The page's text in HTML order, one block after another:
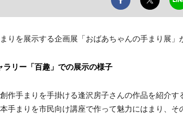
りを展示する企画展「おばあちゃんの手まり展」
ラリー「百趣」での展示の様子
作手まりを手掛ける逢沢房子さんの作品を紹介す
手まりを市民向け講座で作って魅力にはまり、